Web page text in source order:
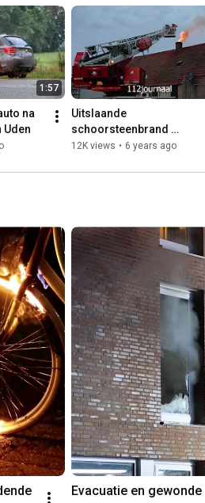
1:57
na
Uden
Uitslaande
schoorsteenbrand
Trentsedijk Zeeland (N.Br.)
12K views • 6 years ago
Evacuatie en gewonde